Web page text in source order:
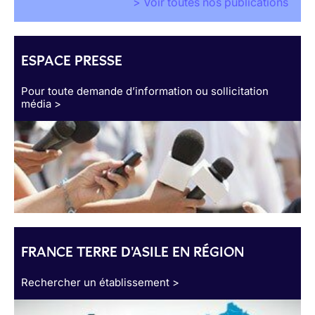
ESPACE PRESSE
Pour toute demande d’information ou sollicitation
média >
FRANCE TERRE D'ASILE EN RÉGION
Rechercher un établissement >